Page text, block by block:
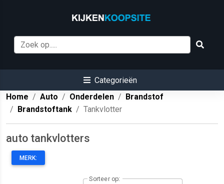
Categorieën
Home
Auto Onderdelen
Brandstof
Brandstoftank
Tankvlotter
auto tankvlotters
MERK:
Sorteer op: